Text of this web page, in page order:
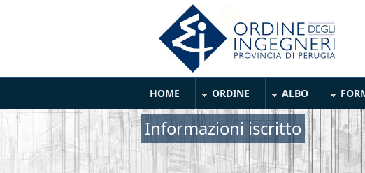
Main Menu
HOME ORDINE ALBO
Informazioni iscritto